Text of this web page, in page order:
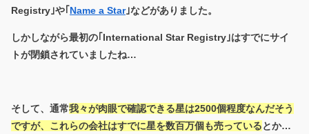
Registry｣や｢Name a Star｣などがありました。
しかしながら最初の｢International Star Registry｣はすでにサイ
トが閉鎖されていましたね…
そして、通常我々が肉眼で確認できる星は2500個程度なんだそう
ですが、これらの会社はすでに星を数百万個も売っているとか…